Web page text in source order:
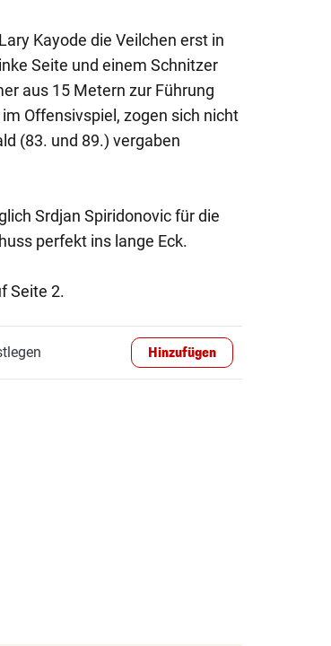
Kayode die Veilchen erst in
Seite und einem Schnitzer
aus 15 Metern zur Führung
Offensivspiel, zogen sich nicht
(83. und 89.) vergaben
Srdjan Spiridonovic für die
perfekt ins lange Eck.
Seite 2.
Hinzufügen